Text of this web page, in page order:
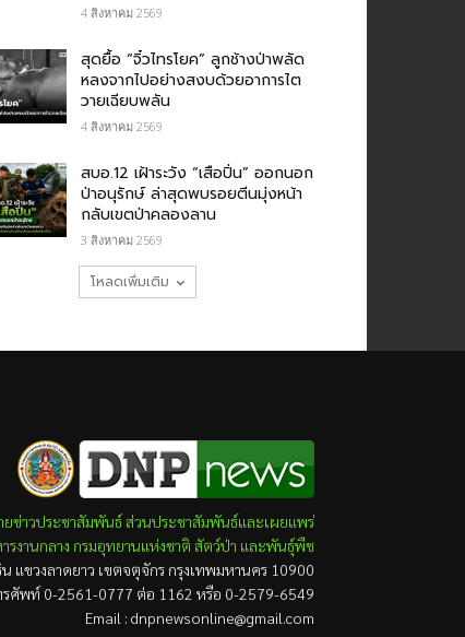
4 สิงหาคม 2569
สุดยื้อ​ “จิ๋วไทรโยค” ลูกช้างป่าพลัด
หลงจากไปอย่างสงบด้วยอาการไต
วายเฉียบพลัน​
4 สิงหาคม 2569
สบอ.12 เฝ้าระวัง “เสือปิ่น” ออกนอก
ป่าอนุรักษ์ ล่าสุดพบรอยตีนมุ่งหน้า
กลับเขตป่าคลองลาน
3 สิงหาคม 2569
โหลดเพิ่มเติม
ยข่าวประชาสัมพันธ์ ส่วนประชาสัมพันธ์และเผยแพร่
รงานกลาง กรมอุทยานแห่งชาติ สัตว์ป่า และพันธุ์พืช
แขวงลาดยาว เขตจตุจักร กรุงเทพมหานคร 10900
รศัพท์ 0-2561-0777 ต่อ 1162 หรือ 0-2579-6549
Email : dnpnewsonline@gmail.com